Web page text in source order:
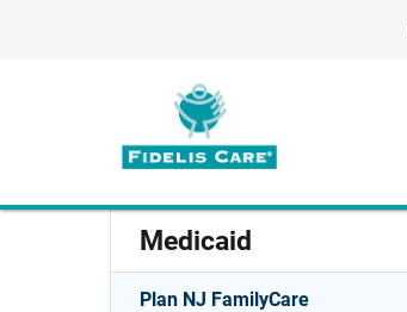
Medicaid
Plan NJ FamilyCare